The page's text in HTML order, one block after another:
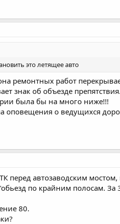
это летящее авто
ремонтных работ
знак об объезде
была бы на много ниже!!!
оповещения о ведущихся
перед автозаводским
по крайним полосам.
80.